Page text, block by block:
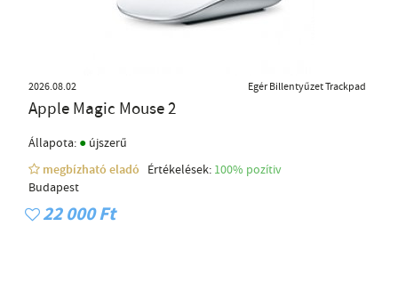
2026.08.02 Egér Billentyűzet Trackpad
Apple Magic Mouse 2
Állapota: ● újszerű
megbízható eladó
Értékelések: 100% pozítiv
Budapest
22 000 Ft